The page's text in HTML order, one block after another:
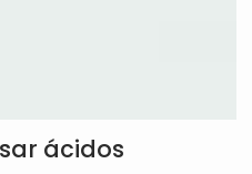
ácidos